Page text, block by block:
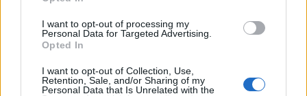
I want to opt-out of processing my
Personal Data for Targeted Advertising.
Opted In
I want to opt-out of Collection, Use,
Retention, Sale, and/or Sharing of my
Personal Data that Is Unrelated with the
SPRAWDŹ
Często sprawdzane